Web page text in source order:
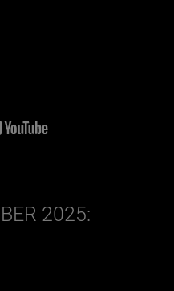
2025: